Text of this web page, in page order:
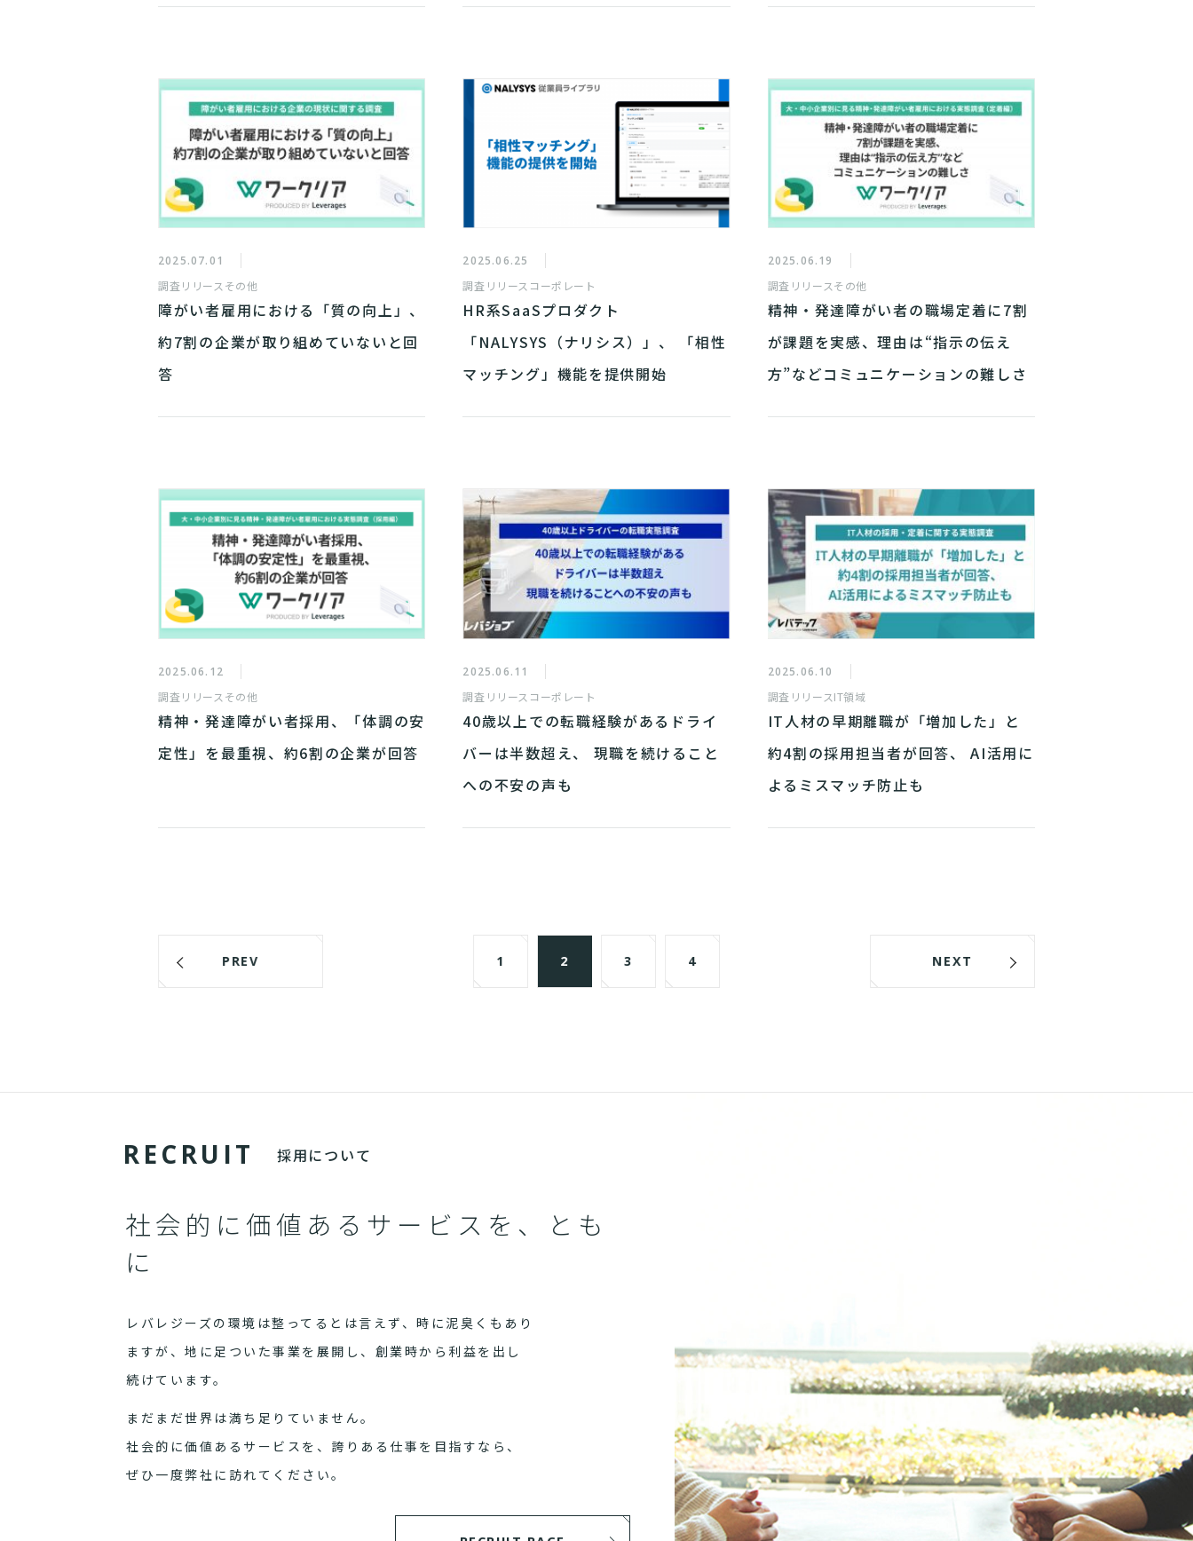
2025.07.01
調査リリースその他
障がい者雇用における「質の向上」、
約7割の企業が取り組めていないと回
答
2025.06.25
調査リリース コーポレート
HR系SaaSプロダクト
「NALYSYS（ナリシス）」、 「相性
マッチング」機能を提供開始
2025.06.19
調査リリースその他
精神・発達障がい者の職場定着に7割
が課題を実感、理由は“指示の伝え
方”などコミュニケーションの難しさ
2025.06.12
調査リリース その他
精神・発達障がい者採用、「体調の安
定性」を最重視、約6割の企業が回答
2025.06.11
調査リリース コーポレート
40歳以上での転職経験があるドライ
バーは半数超え、 現職を続けること
への不安の声も
2025.06.10
調査リリースIT領域
IT人材の早期離職が「増加した」と
約4割の採用担当者が回答、 AI活用に
よるミスマッチ防止も
PREV 1 2 3 4 NEXT
REC RU IT 採用について
社会的に価値あるサービスを、とも
に
レバレジーズの環境は整ってるとは言えず、時に泥臭くもあり
ますが、地に足ついた事業を展開し、創業時から利益を出し
続けています。
まだまだ世界は満ち足りていません。
社会的に価値あるサービスを、誇りある仕事を目指すなら、
ぜひ一度弊社に訪れてください。